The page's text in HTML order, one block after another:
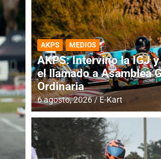
DESTACADA INFORME CENTRAL
AKPS MEDIOS
AKPS: Intervino la IGJ
el llamado a Asamblea
Ordinaria
6 agosto, 2026 E-Kart